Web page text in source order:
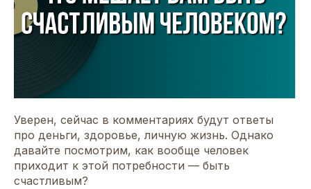
Уверен, сейчас в комментариях будут ответы
про деньги, здоровье, личную жизнь. Однако
давайте посмотрим, как вообще человек
приходит к этой потребности — быть
счастливым?